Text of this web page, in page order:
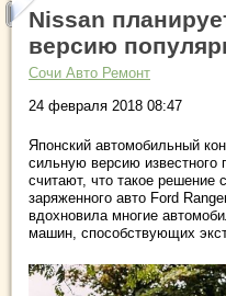
Nissan
версию
Сочи Авто Ремонт
24 февраля 2018 08:47
Японский автомобильный
сильную версию известного
считают, что такое решение
заряженного авто Ford
вдохновила многие
машин, способствующих